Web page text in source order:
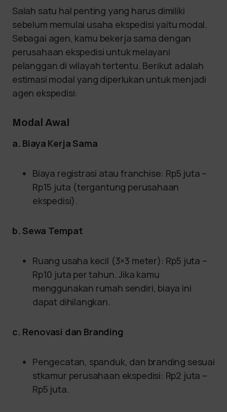
Salah satu hal penting yang harus dimiliki
sebelum memulai usaha ekspedisi yaitu modal.
Sebagai agen, kamu bekerja sama dengan
perusahaan ekspedisi untuk melayani
pelanggan di wilayah tertentu. Berikut adalah
estimasi modal yang diperlukan untuk menjadi
agen ekspedisi:
Modal Awal
a. Biaya Kerja Sama
Biaya registrasi atau franchise: Rp5 juta –
Rp15 juta (tergantung perusahaan
ekspedisi).
b. Sewa Tempat
Ruang usaha kecil (3×3 meter): Rp5 juta –
Rp10 juta per tahun. Jika kamu
menggunakan rumah sendiri, biaya ini
dapat dihilangkan.
c. Renovasi dan Branding
Pengecatan, spanduk, dan branding sesuai
stkamur perusahaan ekspedisi: Rp2 juta –
Rp5 juta.